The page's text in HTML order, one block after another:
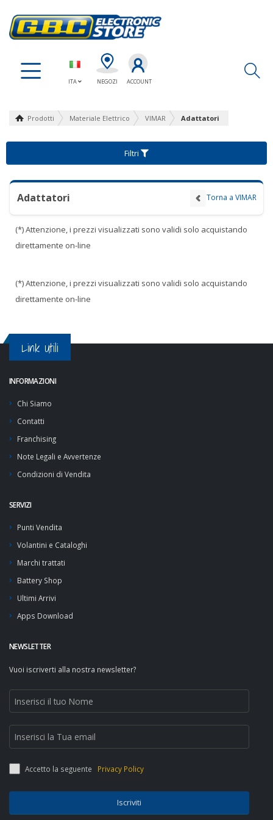
ITA NEGOZI ACCOUNT
Prodotti Materiale Elettrico VIMAR Adattatori
Filtri
Adattatori Torna a VIMAR
(*) Attenzione, i prezzi visualizzati sono validi solo acquistando
direttamente on-line
(*) Attenzione, i prezzi visualizzati sono validi solo acquistando
direttamente on-line
Link Utili
INFORMAZIONI
Chi Siamo
Contatti
Franchising
Note Legali e Avvertenze
Condizioni di Vendita
SERVIZI
Punti Vendita
Volantini e Cataloghi
Marchi trattati
Battery Shop
Ultimi Arrivi
Apps Download
NEWSLETTER
Vuoi iscriverti alla nostra newsletter?
Accetto la seguente Privacy Policy
Iscriviti